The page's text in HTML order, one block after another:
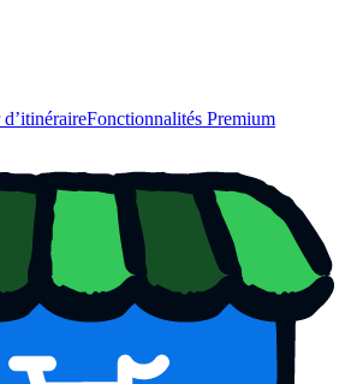
Fonctionnalités Premium